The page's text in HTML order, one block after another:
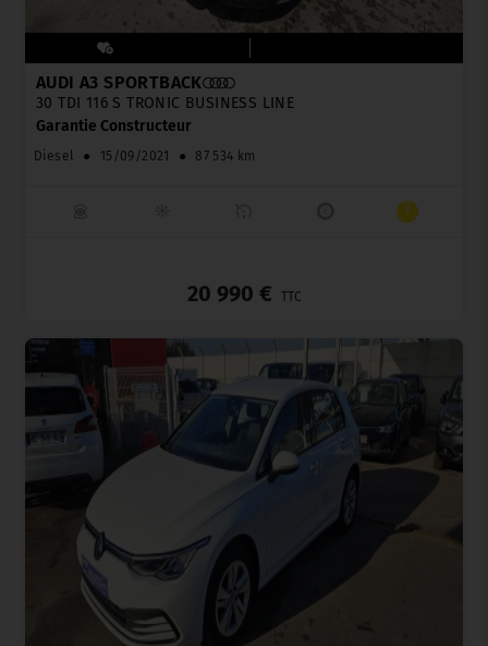
AUDI A3 SPORTBACK
30 TDI 116 S TRONIC BUSINESS LINE
Garantie Constructeur
Diesel ● 15/09/2021 ● 87 534 km
20 990 € TTC